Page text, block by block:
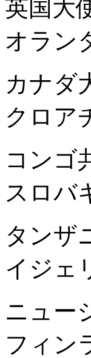
英国大
オラン
カナダ
クロア
コンゴ
スロバ
タンザ
イジェ
ニュー
フィン